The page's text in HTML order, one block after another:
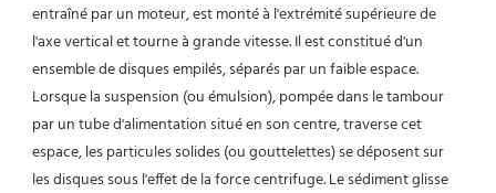
entraîné par un moteur, est monté à l'extrémité supérieure de
l'axe vertical et tourne à grande vitesse. Il est constitué d'un
ensemble de disques empilés, séparés par un faible espace.
Lorsque la suspension (ou émulsion), pompée dans le tambour
par un tube d'alimentation situé en son centre, traverse cet
espace, les particules solides (ou gouttelettes) se déposent sur
les disques sous l'effet de la force centrifuge. Le sédiment glisse